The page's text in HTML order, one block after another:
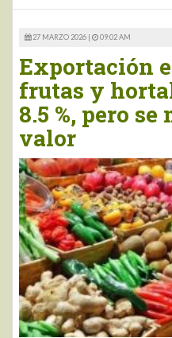
27 MARZO 2026 | 09:02 AM
Exportación
frutas y
8.5 %, pero
valor